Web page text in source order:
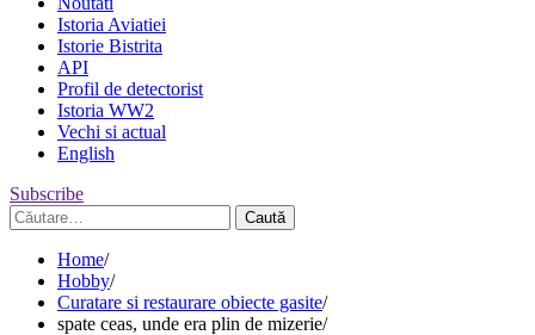
Istoria Aviatiei
Istorie Bistrita
API
Profil de detectorist
Istoria WW2
Vechi si actual
English
Subscribe
Caută
după:
Home
Hobby
Curatare si restaurare obiecte gasite
spate ceas, unde era plin de mizerie